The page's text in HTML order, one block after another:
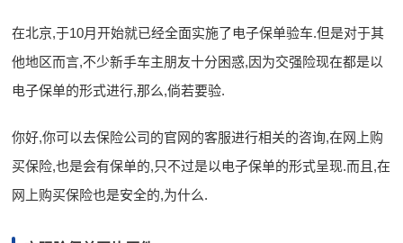
在北京,于10月开始就已经全面实施了电子保单验车.但是对于其
他地区而言,不少新手车主朋友十分困惑,因为交强险现在都是以
电子保单的形式进行,那么,倘若要验.
你好,你可以去保险公司的官网的客服进行相关的咨询,在网上购
买保险,也是会有保单的,只不过是以电子保单的形式呈现.而且,在
网上购买保险也是安全的,为什么.